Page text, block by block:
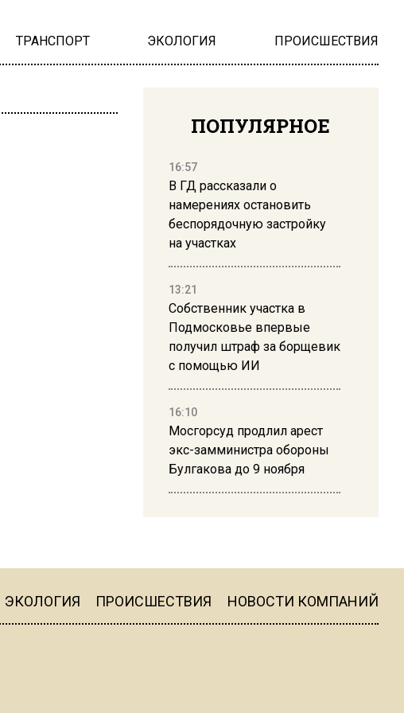
ТРАНСПОРТ ЭКОЛОГИЯ ПРОИСШЕСТВИЯ
ПОПУЛЯРНОЕ
16:57
В ГД рассказали о
намерениях остановить
беспорядочную застройку
на участках
13:21
Собственник участка в
Подмосковье впервые
получил штраф за борщевик
с помощью ИИ
16:10
Мосгорсуд продлил арест
экс-замминистра обороны
Булгакова до 9 ноября
16:19
ЭКОЛОГИЯ ПРОИСШЕСТВИЯ НОВОСТИ КОМПАНИЙ